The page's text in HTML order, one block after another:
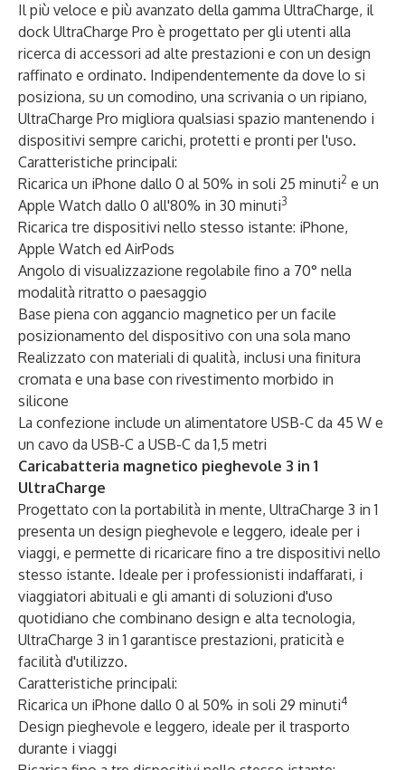
Il più veloce e più avanzato della gamma UltraCharge, il
dock UltraCharge Pro è progettato per gli utenti alla
ricerca di accessori ad alte prestazioni e con un design
raffinato e ordinato. Indipendentemente da dove lo si
posiziona, su un comodino, una scrivania o un ripiano,
UltraCharge Pro migliora qualsiasi spazio mantenendo i
dispositivi sempre carichi, protetti e pronti per l'uso.
Caratteristiche principali:
Ricarica un iPhone dallo 0 al 50% in soli 25 minuti2 e un
Apple Watch dallo 0 all'80% in 30 minuti3
Ricarica tre dispositivi nello stesso istante: iPhone,
Apple Watch ed AirPods
Angolo di visualizzazione regolabile fino a 70° nella
modalità ritratto o paesaggio
Base piena con aggancio magnetico per un facile
posizionamento del dispositivo con una sola mano
Realizzato con materiali di qualità, inclusi una finitura
cromata e una base con rivestimento morbido in
silicone
La confezione include un alimentatore USB-C da 45 W e
un cavo da USB-C a USB-C da 1,5 metri
Caricabatteria magnetico pieghevole 3 in 1
UltraCharge
Progettato con la portabilità in mente, UltraCharge 3 in 1
presenta un design pieghevole e leggero, ideale per i
viaggi, e permette di ricaricare fino a tre dispositivi nello
stesso istante. Ideale per i professionisti indaffarati, i
viaggiatori abituali e gli amanti di soluzioni d'uso
quotidiano che combinano design e alta tecnologia,
UltraCharge 3 in 1 garantisce prestazioni, praticità e
facilità d'utilizzo.
Caratteristiche principali:
Ricarica un iPhone dallo 0 al 50% in soli 29 minuti4
Design pieghevole e leggero, ideale per il trasporto
durante i viaggi